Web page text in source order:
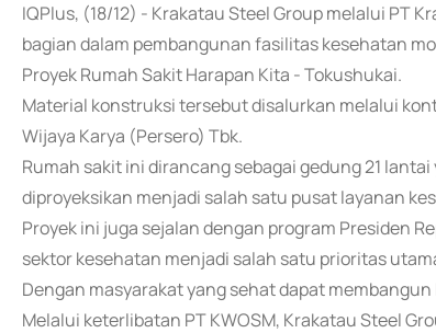
IQPlus, (18/12) - Krakatau Steel Group melalui PT
bagian dalam pembangunan fasilitas kesehatan
Proyek Rumah Sakit Harapan Kita - Tokushukai.
Material konstruksi tersebut disalurkan melalui
Wijaya Karya (Persero) Tbk.
Rumah sakit ini dirancang sebagai gedung 21
diproyeksikan menjadi salah satu pusat layanan
Proyek ini juga sejalan dengan program Presiden
sektor kesehatan menjadi salah satu prioritas
Dengan masyarakat yang sehat dapat
Melalui keterlibatan PT KWOSM, Krakatau Steel